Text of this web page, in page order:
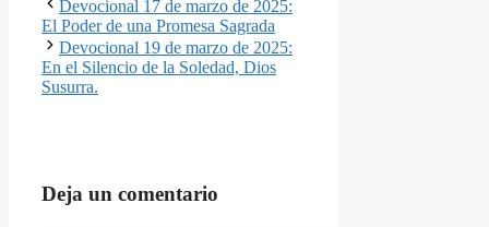
Devocional 17 de marzo de 2025:
El Poder de una Promesa Sagrada
Devocional 19 de marzo de 2025:
En el Silencio de la Soledad, Dios
Susurra.
Deja un comentario